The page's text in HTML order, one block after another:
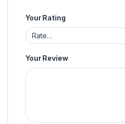
Your Rating
Your Review